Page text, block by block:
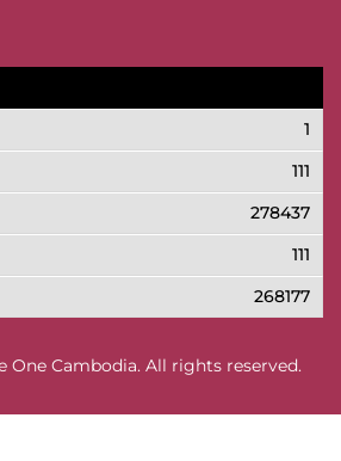
1
111
278437
111
268177
One Cambodia. All rights reserved.